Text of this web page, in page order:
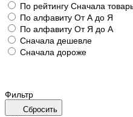
По рейтингу Сначала
По алфавиту От А до Я
По алфавиту От Я до А
Сначала дешевле
Сначала дороже
Фильтр
Сбросить